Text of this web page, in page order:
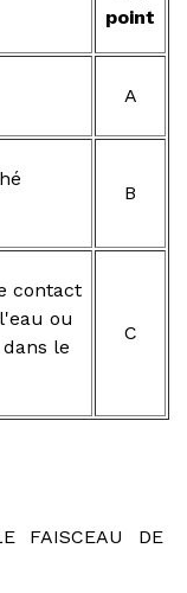
point
A
B
contact
ou
le
C
FAISCEAU DE